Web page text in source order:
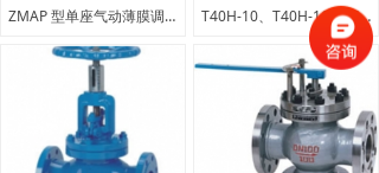
ZMAP 型单座气动薄膜调节阀、ZMAN 型双座气动薄膜调节阀 T40H-10、T40H-16、T40H-25 型手动调节阀